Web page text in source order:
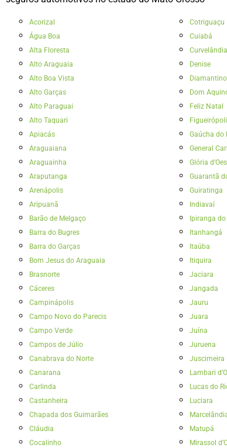
Acorizal
Água Boa
Alta Floresta
Alto Araguaia
Alto Boa Vista
Alto Garças
Alto Paraguai
Alto Taquari
Apiacás
Araguaiana
Araguainha
Araputanga
Arenápolis
Aripuanã
Barão de Melgaço
Barra do Bugres
Barra do Garças
Bom Jesus do Araguaia
Brasnorte
Cáceres
Campinápolis
Campo Novo do Parecis
Campo Verde
Campos de Júlio
Canabrava do Norte
Canarana
Carlinda
Castanheira
Chapada dos Guimarães
Cláudia
Cocalinho
Cotriguaçu
Cuiabá
Curvelândia
Denise
Diamantino
Dom
Feliz Natal
Gaúcha do
General
Glória
Guarantã
Guiratinga
Indiavaí
Ipiranga
Itanhangá
Itaúba
Itiquira
Jaciara
Jangada
Jauru
Juara
Juína
Juruena
Juscimeira
Lambari
Lucas do
Luciara
Matupá
Mirassol